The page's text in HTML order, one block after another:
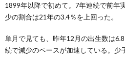
1899年以降で初めて。7年連続で前年
少の割合は21年の3.4％を上回った。
単月で見ても、昨年12月の出生数は
続で減少のペースが加速している。少